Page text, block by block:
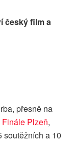
český film a
přesně na
Finále Plzeň,
soutěžních a 10